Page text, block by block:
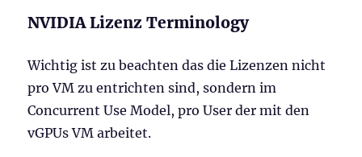
NVIDIA Lizenz Terminology
Wichtig ist zu beachten das die Lizenzen nicht
pro VM zu entrichten sind, sondern im
Concurrent Use Model, pro User der mit den
vGPUs VM arbeitet.